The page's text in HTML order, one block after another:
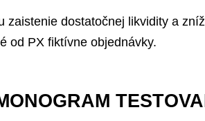
zaistenie dostatočnej likvidity a
od PX fiktívne objednávky.